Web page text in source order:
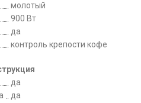
молотый
900 Вт
да
контроль крепости кофе
да
да